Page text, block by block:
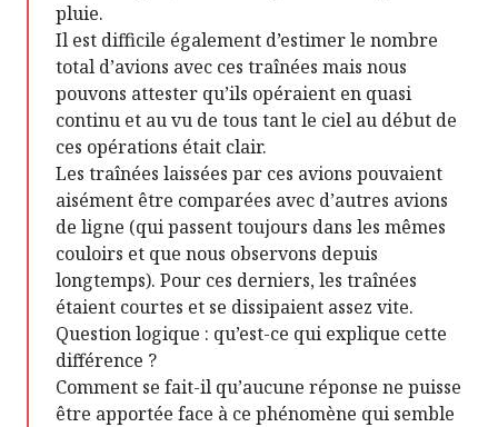
pluie.
Il est difficile également d’estimer le nombre
total d’avions avec ces traînées mais nous
pouvons attester qu’ils opéraient en quasi
continu et au vu de tous tant le ciel au début de
ces opérations était clair.
Les traînées laissées par ces avions pouvaient
aisément être comparées avec d’autres avions
de ligne (qui passent toujours dans les mêmes
couloirs et que nous observons depuis
longtemps). Pour ces derniers, les traînées
étaient courtes et se dissipaient assez vite.
Question logique : qu’est-ce qui explique cette
différence ?
Comment se fait-il qu’aucune réponse ne puisse
être apportée face à ce phénomène qui semble